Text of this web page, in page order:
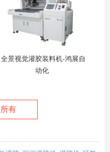
全景视觉灌胶装料机-鸿展自
动化
有